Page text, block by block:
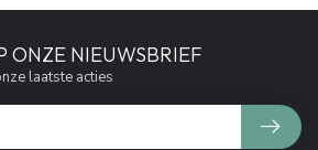
ONZE NIEUWSBRIEF
laatste acties